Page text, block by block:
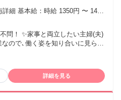
細 基本給：時給 1350円 〜 1400
フもいました！
問！ ✨家事と両立したい主婦(夫)
ので､働く姿を知り合いに見られ
のみとなります。 【前職
調理、洗い場、レストラン、居
ジ、スーパー、カラオケなど
詳細を見る